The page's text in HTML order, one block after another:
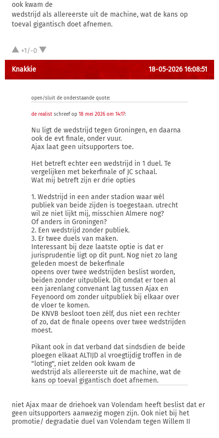
ook kwam de
wedstrijd als allereerste uit de machine, wat de kans op
toeval gigantisch doet afnemen.
+1/-0
Knakkie 18-05-2026 16:08:51
open/sluit de onderstaande quote:
de realist schreef op 18 mei 2026 om 14:17:
Nu ligt de wedstrijd tegen Groningen, en daarna
ook de evt finale, onder vuur.
Ajax laat geen uitsupporters toe.
Het betreft echter een wedstrijd in 1 duel. Te
vergelijken met bekerfinale of JC schaal.
Wat mij betreft zijn er drie opties
1. Wedstrijd in een ander stadion waar wél
publiek van beide zijden is toegestaan. utrecht
wil ze niet lijkt mij, misschien Almere nog?
Of anders in Groningen?
2. Een wedstrijd zonder publiek.
3. Er twee duels van maken.
Interessant bij deze laatste optie is dat er
jurisprudentie ligt op dit punt. Nog niet zo lang
geleden moest de bekerfinale
opeens over twee wedstrijden beslist worden,
beiden zonder uitpubliek. Dit omdat er toen al
een jarenlang convenant lag tussen Ajax en
Feyenoord om zonder uitpubliek bij elkaar over
de vloer te komen.
De KNVB besloot toen zélf, dus niet een rechter
of zo, dat de finale opeens over twee wedstrijden
moest.
Pikant ook in dat verband dat sindsdien de beide
ploegen elkaat ALTIJD al vroegtijdig troffen in de
"loting", niet zelden ook kwam de
wedstrijd als allereerste uit de machine, wat de
kans op toeval gigantisch doet afnemen.
niet Ajax maar de driehoek van Volendam heeft beslist dat er
geen uitsupporters aanwezig mogen zijn. Ook niet bij het
promotie/ degradatie duel van Volendam tegen Willem II